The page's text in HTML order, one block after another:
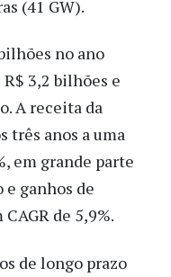
(41 GW).
no ano
R$ 3,2 bilhões e
A receita da
três anos a uma
em grande parte
e ganhos de
de 5,9%.
de longo prazo